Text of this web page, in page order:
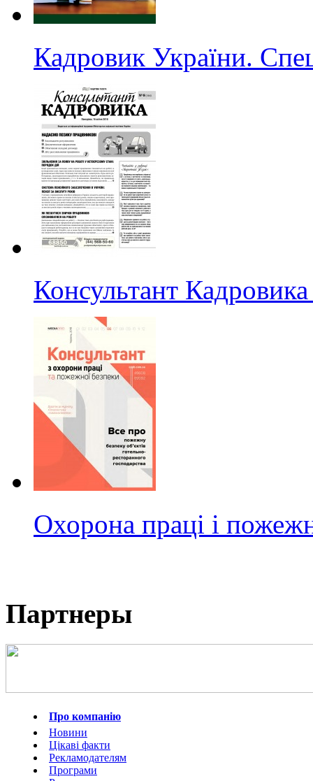
Кадровик України.
Консультант Кадровика
Охорона праці і
Партнеры
Про компанію
Новини
Цікаві факти
Рекламодателям
Програми